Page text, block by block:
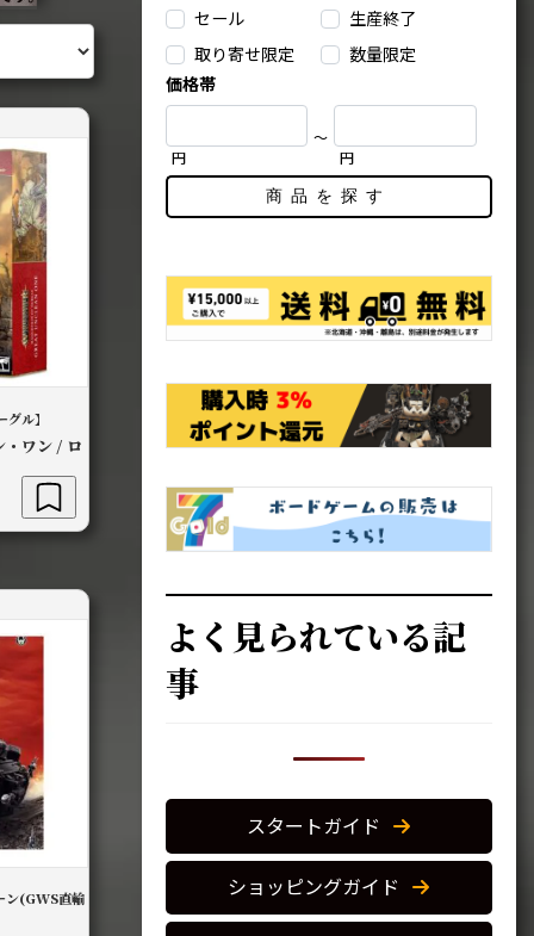
ル】
・ワン / ロ
ン(GWS直輸
セール
生産終了
取り寄せ限定
数量限定
価格帯
円
～
円
商品を探す
よく見られている記
事
スタートガイド
ショッピングガイド